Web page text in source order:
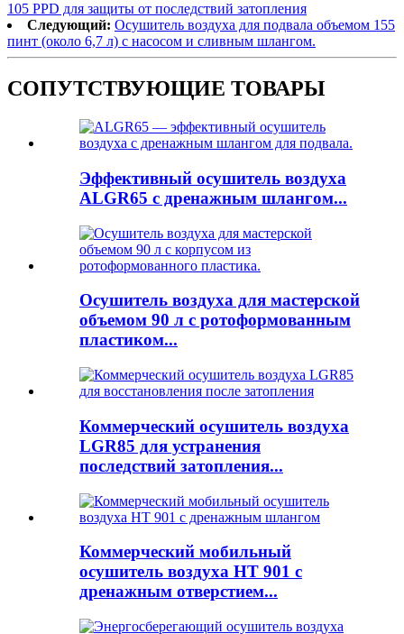
105 PPD для защиты от последствий затопления
Следующий: Осушитель воздуха для подвала объемом 155
пинт (около 6,7 л) с насосом и сливным шлангом.
СОПУТСТВУЮЩИЕ ТОВАРЫ
Эффективный осушитель воздуха
ALGR65 с дренажным шлангом...
Осушитель воздуха для мастерской
объемом 90 л с ротоформованным
пластиком...
Коммерческий осушитель воздуха
LGR85 для устранения
последствий затопления...
Коммерческий мобильный
осушитель воздуха HT 901 с
дренажным отверстием...